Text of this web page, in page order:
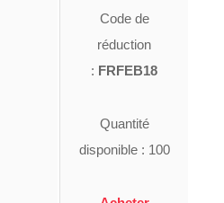
Code de
réduction
: FRFEB18
Quantité
disponible : 100